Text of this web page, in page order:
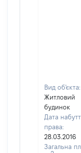
Вид об'єкта:
Житловий
будинок
Дата
права:
28.03.2016
Загальна